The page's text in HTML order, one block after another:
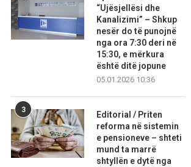
“Ujësjellësi dhe
Kanalizimi” – Shkup
nesër do të punojnë
nga ora 7:30 deri në
15:30, e mërkura
është ditë jopune
05.01.2026 10:36
3
Editorial / Priten
reforma në sistemin
e pensioneve – shteti
mund ta marrë
shtyllën e dytë nga